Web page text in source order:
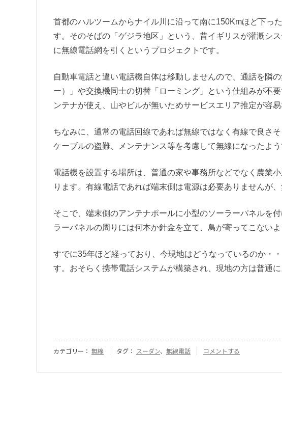
首都のハルツームからナイル川に沿って南に150Kmほど下っ
す。そのそばの「ゲジラ地区」という、昔イギリスが灌漑シ
に無線電話網を引くというプロジェクトです。
自動車電話と違い電話機自体は移動しませんので、通話を隣
ー）」や交換機同士の切替「ローミング」という仕組みが不
ンテナが使え、山やビルが無いためサービスエリア推定が容
ちなみに、通常の電話回線であれば無線ではなく有線で良さ
ケーブルの盗難、メンテナンス等を考慮して無線になったよ
電話機を設置する場所は、普通の家や事務所などでなく農業
ります。有線電話であれば端末側は電源は必要ありませんが
そこで、端末側のアンテナポールに小型のソーラーパネルを
ラーパネルの周りには何本か針金を立て、鳥が寄ってこないよ
すでに35年ほど経っており、今現地はどうなっているのか・
す。おそらく携帯電話システムが構築され、現地の方は普通
カテゴリー： 無線 タグ： スーダン、 無線電話
『[14]
コメントする